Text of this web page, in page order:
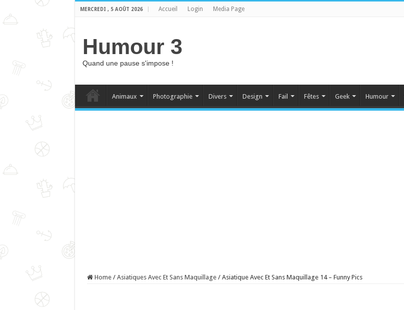
MERCREDI , 5 AOÛT 2026 Accueil Login Media Page
Humour 3
Quand une pause s'impose !
Animaux Photographie Divers Design Fail Fêtes Geek Humour
Home / Asiatiques Avec Et Sans Maquillage / Asiatique Avec Et Sans Maquillage 14 – Funny Pics